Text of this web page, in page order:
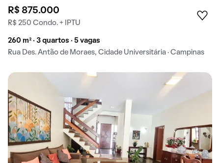
R$ 875.000
R$ 250 Condo. + IPTU
260 m² · 3 quartos · 5 vagas
Rua Des. Antão de Moraes, Cidade Universitária · Campinas